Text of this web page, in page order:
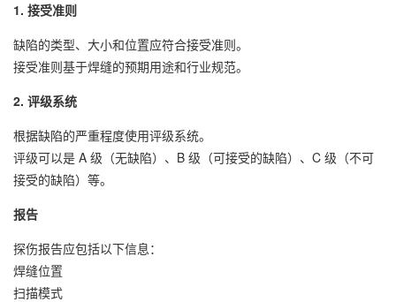
1. 接受准则
缺陷的类型、大小和位置应符合接受准则。
接受准则基于焊缝的预期用途和行业规范。
2. 评级系统
根据缺陷的严重程度使用评级系统。
评级可以是 A 级（无缺陷）、B 级（可接受的缺陷）、C 级（不可
接受的缺陷）等。
报告
探伤报告应包括以下信息：
焊缝位置
扫描模式